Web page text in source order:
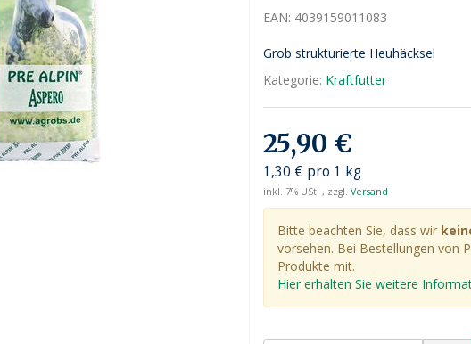
EAN: 4039159011083
Grob strukturierte Heuhäcksel
Kategorie: Kraftfutter
25,90 €
1,30 € pro 1 kg
inkl. 7% USt. , zzgl. Versand
Bitte beachten Sie, dass wir
vorsehen. Bei Bestellungen von
Produkte mit.
Hier erhalten Sie weitere